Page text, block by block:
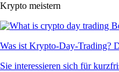
Krypto meistern
Was ist Krypto-Day-Trading?
Sie interessieren sich für